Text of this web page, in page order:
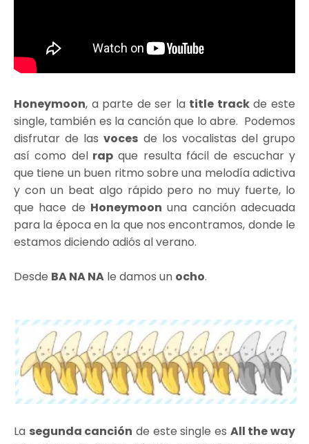
Honeymoon, a parte de ser la title trackde este
single, también es la canción que lo abre. Podemos
disfrutar de lasvoces de los vocalistas del grupo
así como delrap que resulta fácil de escuchar y
que tiene un buen ritmo sobre una melodía adictiva
y con un beat algo rápido pero no muy fuerte, lo
que hace de Honeymoon una canción adecuada
para la época en la que nos encontramos, donde le
estamos diciendo adiós al verano.
Desde BA NA NA le damos un ocho.
La segunda canción de este single es All the way